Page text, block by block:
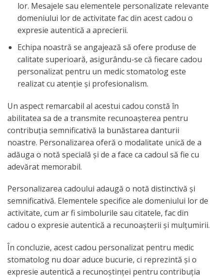
lor. Mesajele sau elementele personalizate relevante
domeniului lor de activitate fac din acest cadou o
expresie autentică a aprecierii.
Echipa noastră se angajează să ofere produse de
calitate superioară, asigurându-se că fiecare cadou
personalizat pentru un medic stomatolog este
realizat cu atenție și profesionalism.
Un aspect remarcabil al acestui cadou constă în
abilitatea sa de a transmite recunoașterea pentru
contribuția semnificativă la bunăstarea danturii
noastre. Personalizarea oferă o modalitate unică de a
adăuga o notă specială și de a face ca cadoul să fie cu
adevărat memorabil.
Personalizarea cadoului adaugă o notă distinctivă și
semnificativă. Elementele specifice ale domeniului lor de
activitate, cum ar fi simbolurile sau citatele, fac din
cadou o expresie autentică a recunoașterii și mulțumirii.
În concluzie, acest cadou personalizat pentru medic
stomatolog nu doar aduce bucurie, ci reprezintă și o
expresie autentică a recunoștinței pentru contribuția